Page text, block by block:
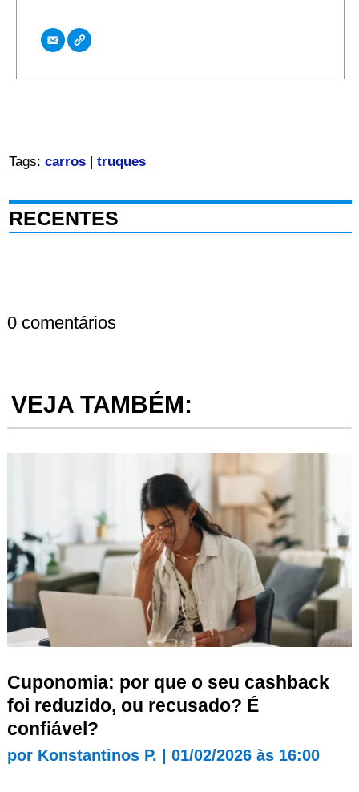
Tags: carros| truques
RECENTES
0 comentários
VEJA TAMBÉM:
Cuponomia: por que o seu cashback
foi reduzido, ou recusado? É
confiável?
por Konstantinos P. 01/02/2026 às 16:00